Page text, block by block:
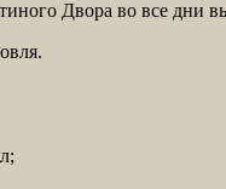
Двора во все дни